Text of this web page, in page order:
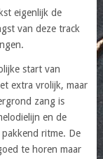
eigenlijk de
van deze track
start van
extra vrolijk, maar
zang is
en de
pakkend ritme. De
te horen maar